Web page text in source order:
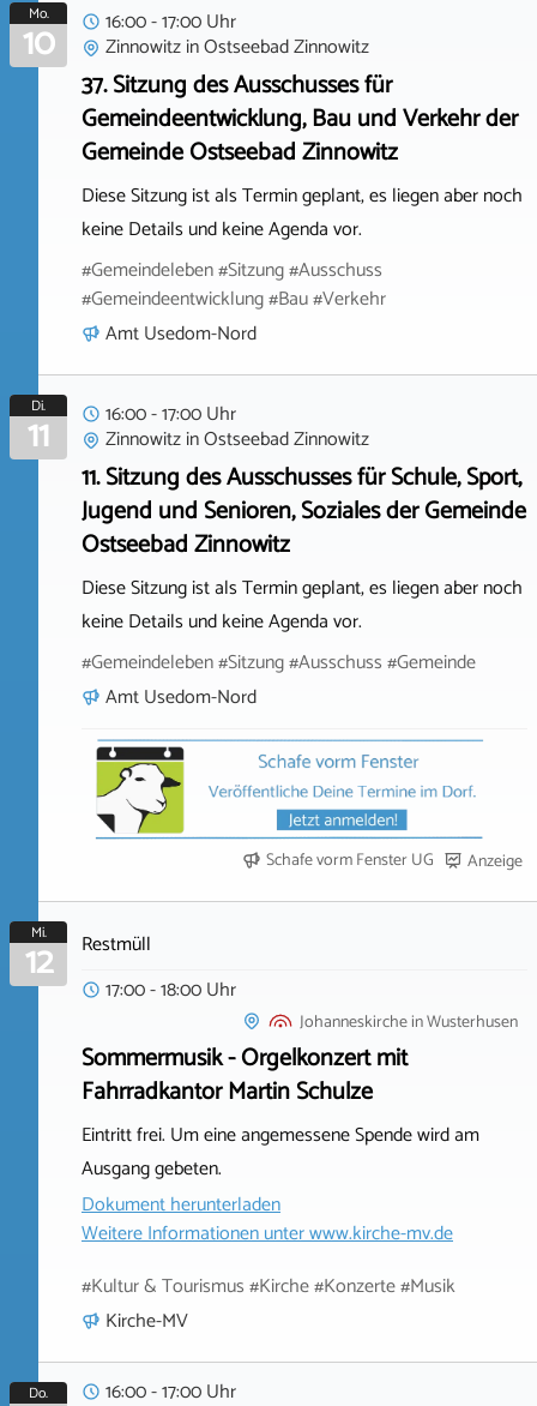
Mo.
10
16:00 - 17:00 Uhr
ZinnowitzinOstseebad Zinnowitz
37. Sitzung des Ausschusses für
Gemeindeentwicklung, Bau und Verkehr der
Gemeinde Ostseebad Zinnowitz
Diese Sitzung ist als Termin geplant, es liegen aber noch
keine Details und keine Agenda vor.
#Gemeindeleben #Sitzung #Ausschuss
#Gemeindeentwicklung #Bau #Verkehr
Amt Usedom-Nord
Di.
11
16:00 - 17:00 Uhr
ZinnowitzinOstseebad Zinnowitz
11. Sitzung des Ausschusses für Schule, Sport,
Jugend und Senioren, Soziales der Gemeinde
Ostseebad Zinnowitz
Diese Sitzung ist als Termin geplant, es liegen aber noch
keine Details und keine Agenda vor.
#Gemeindeleben #Sitzung #Ausschuss #Gemeinde
Amt Usedom-Nord
Schafe vorm Fenster UG Anzeige
Mi.
12
Restmüll
17:00 - 18:00 Uhr
JohanneskircheinWusterhusen
Sommermusik - Orgelkonzert mit
Fahrradkantor Martin Schulze
Eintritt frei. Um eine angemessene Spende wird am
Ausgang gebeten.
Dokument herunterladen
Weitere Informationen unterwww.kirche-mv.de
#Kultur & Tourismus #Kirche #Konzerte #Musik
Kirche-MV
Do.
16:00 - 17:00 Uhr